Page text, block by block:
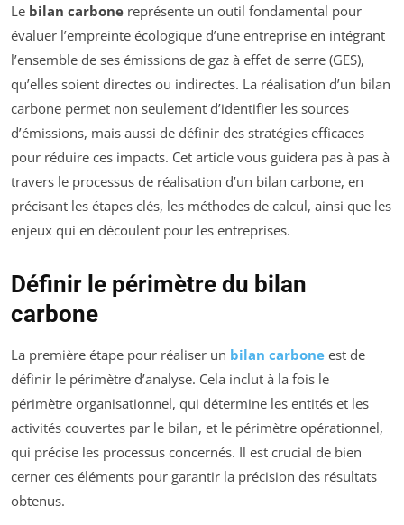
Le bilan carbone représente un outil fondamental pour
évaluer l’empreinte écologique d’une entreprise en intégrant
l’ensemble de ses émissions de gaz à effet de serre (GES),
qu’elles soient directes ou indirectes. La réalisation d’un bilan
carbone permet non seulement d’identifier les sources
d’émissions, mais aussi de définir des stratégies efficaces
pour réduire ces impacts. Cet article vous guidera pas à pas à
travers le processus de réalisation d’un bilan carbone, en
précisant les étapes clés, les méthodes de calcul, ainsi que les
enjeux qui en découlent pour les entreprises.
Définir le périmètre du bilan
carbone
La première étape pour réaliser un bilan carbone est de
définir le périmètre d’analyse. Cela inclut à la fois le
périmètre organisationnel, qui détermine les entités et les
activités couvertes par le bilan, et le périmètre opérationnel,
qui précise les processus concernés. Il est crucial de bien
cerner ces éléments pour garantir la précision des résultats
obtenus.